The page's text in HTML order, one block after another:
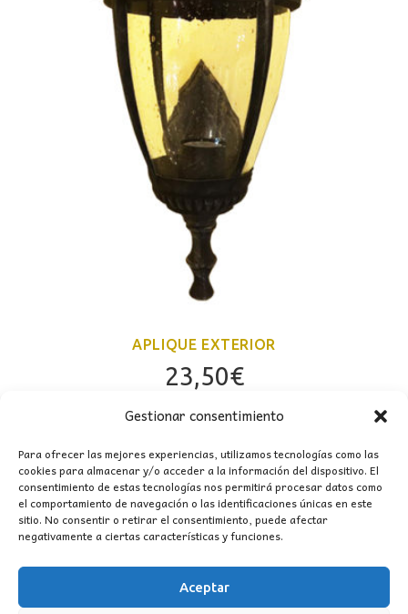
Gestionar consentimiento
Para ofrecer las mejores experiencias, utilizamos tecnologías como las
cookies para almacenar y/o acceder a la información del dispositivo. El
consentimiento de estas tecnologías nos permitirá procesar datos como
el comportamiento de navegación o las identificaciones únicas en este
sitio. No consentir o retirar el consentimiento, puede afectar
negativamente a ciertas características y funciones.
Aceptar
APLIQUE EXTERIOR
23,50€